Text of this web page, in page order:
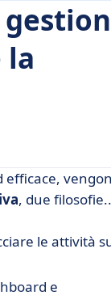
la
efficace,
, due
le attività
e